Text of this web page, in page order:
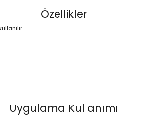
Özellikler
Uygulama Kullanımı